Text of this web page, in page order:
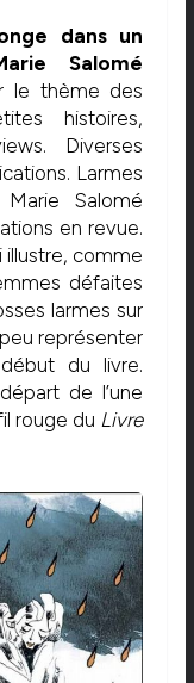
dans un
Salomé
le thème des
histoires,
Diverses
Larmes
Salomé
en revue.
illustre, comme
défaites
larmes sur
représenter
du livre.
de l’une
rouge du Livre